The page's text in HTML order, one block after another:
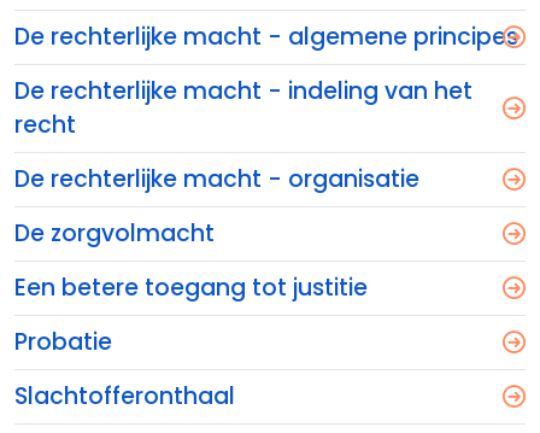
De rechterlijke macht - algemene principes
De rechterlijke macht - indeling van het
recht
De rechterlijke macht - organisatie
De zorgvolmacht
Een betere toegang tot justitie
Probatie
Slachtofferonthaal